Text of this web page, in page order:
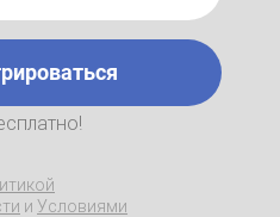
и Условиями